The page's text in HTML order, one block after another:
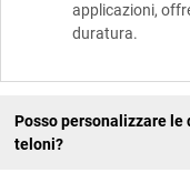
applicazioni,
duratura.
Posso personalizzare
teloni?